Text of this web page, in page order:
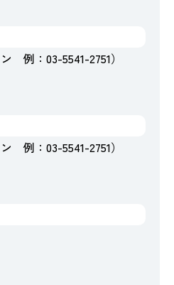
例：03-5541-2751）
例：03-5541-2751）